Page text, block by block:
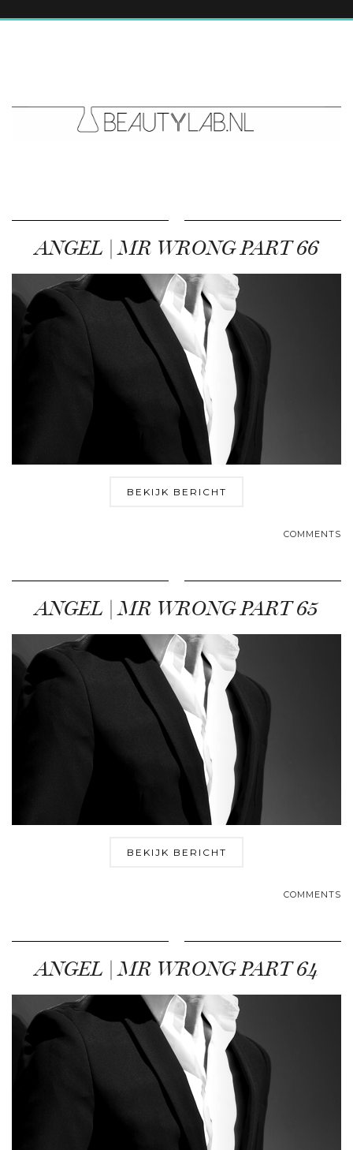
ANGEL | MR WRONG PART 66
BEKIJK BERICHT
COMMENTS
ANGEL | MR WRONG PART 65
BEKIJK BERICHT
COMMENTS
ANGEL | MR WRONG PART 64